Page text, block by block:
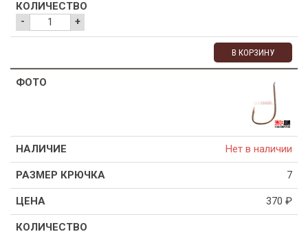
- +
В КОРЗИНУ
Нет в наличии
7
370 ₽